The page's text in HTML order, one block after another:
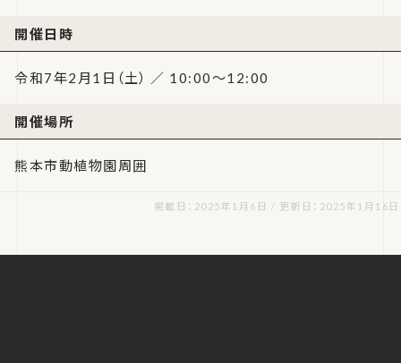
開催日時
令和7年2月1日（土） ／ 10:00～12:00
開催場所
熊本市動植物園周囲
掲載日：2025年1月6日 / 更新日：2025年1月16日